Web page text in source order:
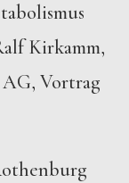
Kirkamm,
Vortrag